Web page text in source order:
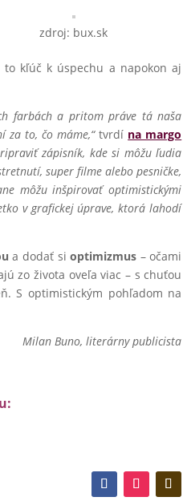
zdroj: bux.sk
to kľúč k úspechu a napokon aj
farbách a pritom práve tá naša
za to, čo máme,“tvrdí na margo
zápisník, kde si môžu ľudia
super filme alebo pesničke,
môžu inšpirovať optimistickými
v grafickej úprave, ktorá lahodí
a dodať sioptimizmus – očami
zo života oveľa viac – s chuťou
S optimistickým pohľadom na
Milan Buno, literárny publicista